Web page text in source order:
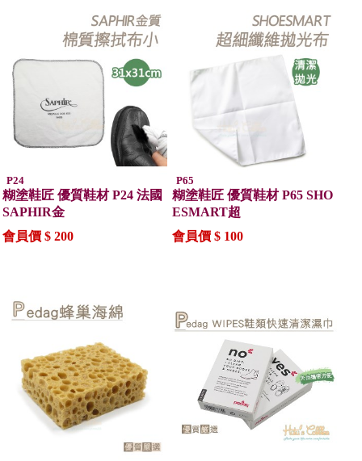
P24
糊塗鞋匠 優質鞋材 P24 法國
SAPHIR金
會員價 $ 200
P65
糊塗鞋匠 優質鞋材 P65 SHO
ESMART超
會員價 $ 100